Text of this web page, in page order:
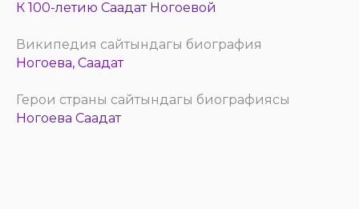
К 100-летию Саадат Ногоевой
Википедия сайтындагы биография
Ногоева, Саадат
Герои страны сайтындагы биографиясы
Ногоева Саадат